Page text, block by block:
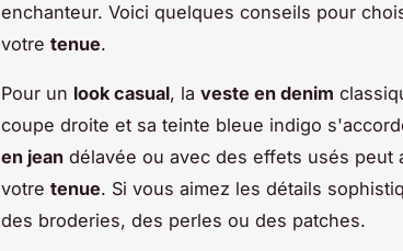
enchanteur. Voici quelques conseils pour
votre tenue.
Pour un look casual, la veste en denim
coupe droite et sa teinte bleue indigo
en jean délavée ou avec des effets usés peut
votre tenue. Si vous aimez les détails
des broderies, des perles ou des patches.